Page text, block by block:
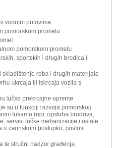
vodnim putovima
pomorskom prometu
pomorskom prometu
sportskih i drugih brodica i
roba i drugih materijala
ukrcaja ili iskrcaja vozila s
lučke prekrcajne opreme
su u funkciji razvoja pomorskog
lukama (npr. opskrba brodova,
servisi lučke mehanizacije i ostale
u carinskom postupku, poslovi
te stručni nadzor građenja